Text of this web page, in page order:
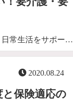
日常生活をサポー…
2020.08.24
保険適応の